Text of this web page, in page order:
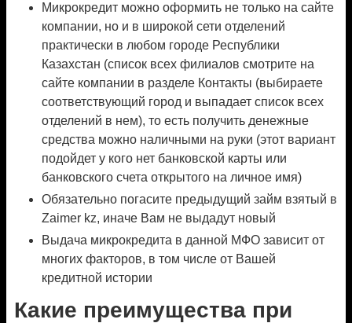
Микрокредит можно оформить не только на сайте
компании, но и в широкой сети отделений
практически в любом городе Республики
Казахстан (список всех филиалов смотрите на
сайте компании в разделе Контакты (выбираете
соответствующий город и выпадает список всех
отделений в нем), то есть получить денежные
средства можно наличными на руки (этот вариант
подойдет у кого нет банковской карты или
банковского счета открытого на личное имя)
Обязательно погасите предыдущий займ взятый в
Zaimer kz, иначе Вам не выдадут новый
Выдача микрокредита в данной МФО зависит от
многих факторов, в том числе от Вашей
кредитной истории
Какие преимущества при